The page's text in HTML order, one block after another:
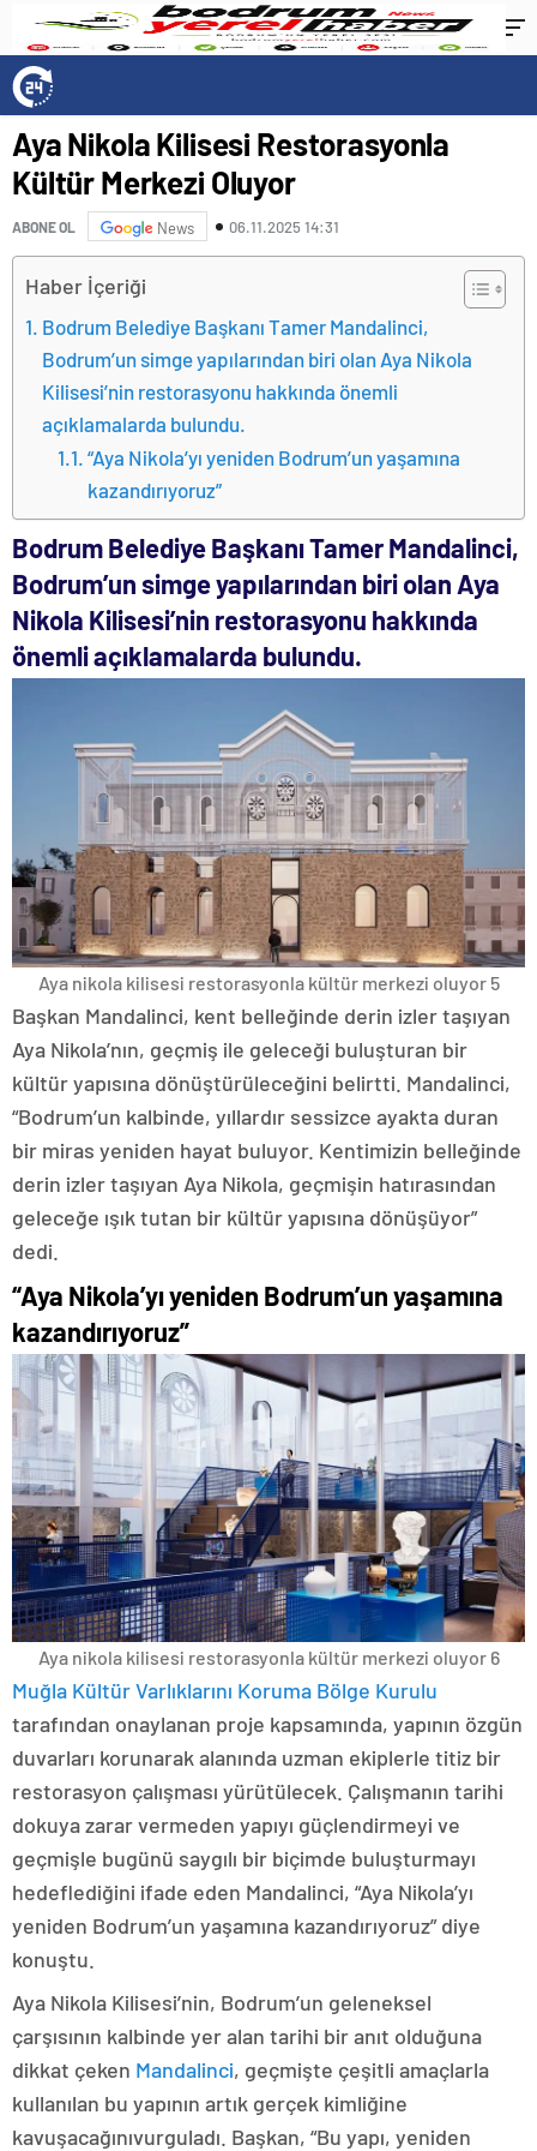
Aya Nikola Kilisesi Restorasyonla
Kültür Merkezi Oluyor
ABONE OL News 06.11.2025 14:31
Haber İçeriği
Bodrum Belediye Başkanı Tamer Mandalinci,
Bodrum’un simge yapılarından biri olan Aya Nikola
Kilisesi’nin restorasyonu hakkında önemli
açıklamalarda bulundu.
“Aya Nikola’yı yeniden Bodrum’un yaşamına
kazandırıyoruz”
Bodrum Belediye Başkanı Tamer Mandalinci,
Bodrum’un simge yapılarından biri olan Aya
Nikola Kilisesi’nin restorasyonu hakkında
önemli açıklamalarda bulundu.
Aya nikola kilisesi restorasyonla kültür merkezi oluyor 5
Başkan Mandalinci, kent belleğinde derin izler taşıyan
Aya Nikola’nın, geçmiş ile geleceği buluşturan bir
kültür yapısına dönüştürüleceğini belirtti. Mandalinci,
“Bodrum’un kalbinde, yıllardır sessizce ayakta duran
bir miras yeniden hayat buluyor. Kentimizin belleğinde
derin izler taşıyan Aya Nikola, geçmişin hatırasından
geleceğe ışık tutan bir kültür yapısına dönüşüyor”
dedi.
“Aya Nikola’yı yeniden Bodrum’un yaşamına
kazandırıyoruz”
Aya nikola kilisesi restorasyonla kültür merkezi oluyor 6
Muğla Kültür Varlıklarını Koruma Bölge Kurulu
tarafından onaylanan proje kapsamında, yapının özgün
duvarları korunarak alanında uzman ekiplerle titiz bir
restorasyon çalışması yürütülecek. Çalışmanın tarihi
dokuya zarar vermeden yapıyı güçlendirmeyi ve
geçmişle bugünü saygılı bir biçimde buluşturmayı
hedeflediğini ifade eden Mandalinci, “Aya Nikola’yı
yeniden Bodrum’un yaşamına kazandırıyoruz” diye
konuştu.
Aya Nikola Kilisesi’nin, Bodrum’un geleneksel
çarşısının kalbinde yer alan tarihi bir anıt olduğuna
dikkat çeken Mandalinci, geçmişte çeşitli amaçlarla
kullanılan bu yapının artık gerçek kimliğine
kavuşacağınıvurguladı. Başkan, “Bu yapı, yeniden